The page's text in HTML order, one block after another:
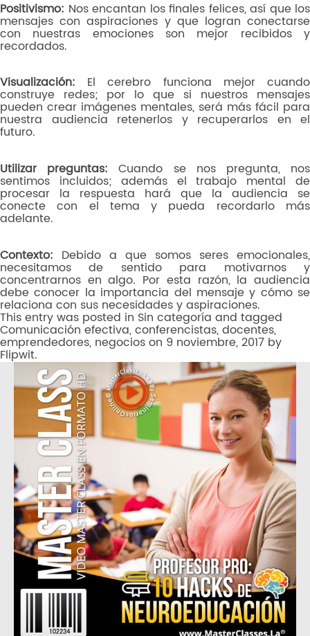
Positivismo: Nos encantan los finales felices, así que los
mensajes con aspiraciones y que logran conectarse
con nuestras emociones son mejor recibidos y
recordados.
Visualización: El cerebro funciona mejor cuando
construye redes; por lo que si nuestros mensajes
pueden crear imágenes mentales, será más fácil para
nuestra audiencia retenerlos y recuperarlos en el
futuro.
Utilizar preguntas: Cuando se nos pregunta, nos
sentimos incluidos; además el trabajo mental de
procesar la respuesta hará que la audiencia se
conecte con el tema y pueda recordarlo más
adelante.
Contexto: Debido a que somos seres emocionales,
necesitamos de sentido para motivarnos y
concentrarnos en algo. Por esta razón, la audiencia
debe conocer la importancia del mensaje y cómo se
relaciona con sus necesidades y aspiraciones.
This entry was posted in Sin categoría and tagged
Comunicación efectiva, conferencistas, docentes,
emprendedores, negocios on 9 noviembre, 2017 by
Flipwit.